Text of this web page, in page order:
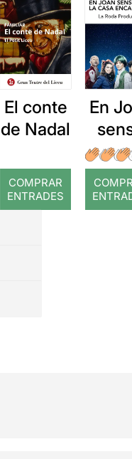
El conte
de Nadal
COMPRAR
ENTRADES
En
por
da